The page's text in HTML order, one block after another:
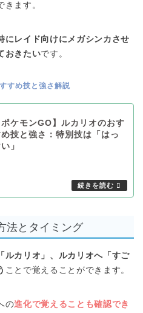
きます。
にレイド向けにメガシンカさせ
おきたいです。
すめ技と強さ解説
ポケモンGO】ルカリオのおす
技と強さ：特別技は「はっ
」
法とタイミング
ルカリオ」、ルカリオへ「すご
ことで覚えることができます。
の進化で覚えることも確認でき